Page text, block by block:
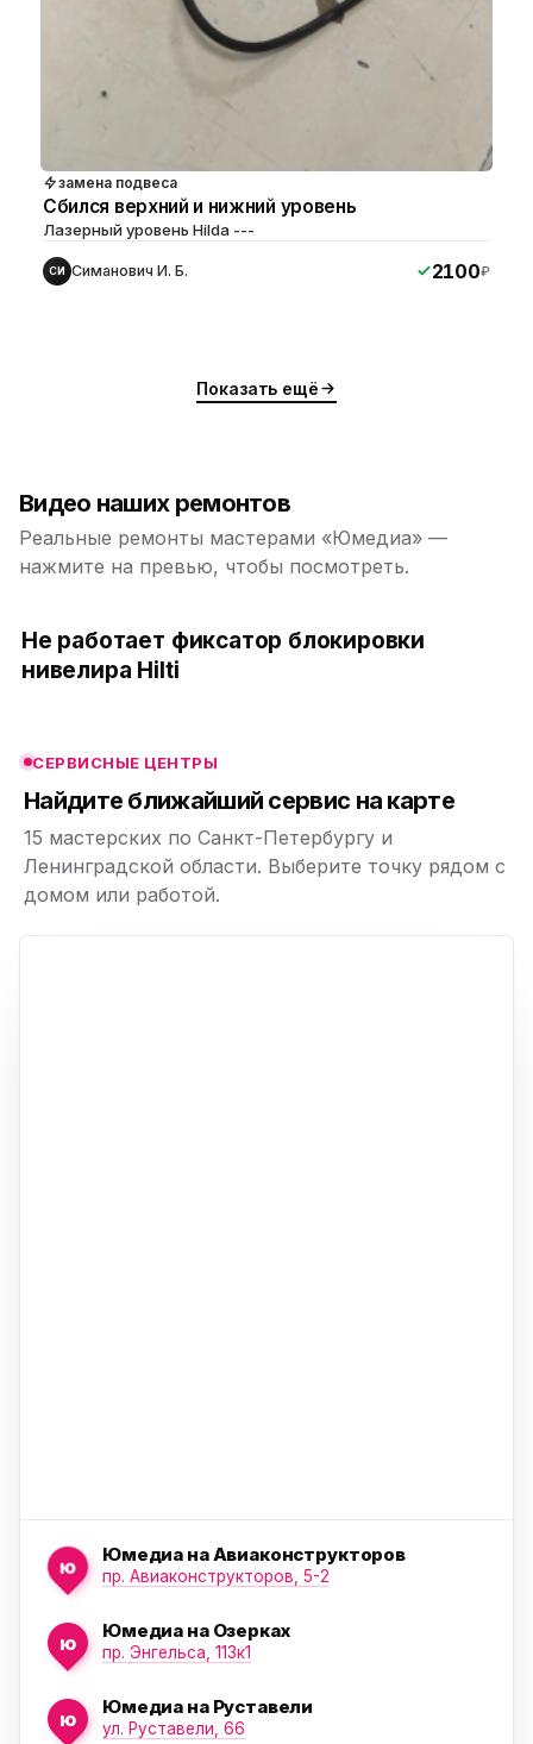
замена подвеса
Сбился верхний и нижний уровень
Лазерный уровень Hilda ---
СИ Симанович И. Б. 2100₽
Показать ещё
Видео наших ремонтов
Реальные ремонты мастерами «Юмедиа» —
нажмите на превью, чтобы посмотреть.
Не работает фиксатор блокировки
нивелира Hilti
СЕРВИСНЫЕ ЦЕНТРЫ
Найдите ближайший сервис на карте
15 мастерских по Санкт-Петербургу и
Ленинградской области. Выберите точку рядом с
домом или работой.
ю
Юмедиа на Авиаконструкторов
пр. Авиаконструкторов, 5-2
ю
Юмедиа на Озерках
пр. Энгельса, 113к1
ю
Юмедиа на Руставели
ул. Руставели, 66
ю